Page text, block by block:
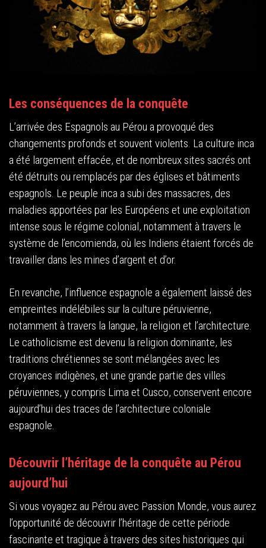
Les conséquences de la conquête
L’arrivée des Espagnols au Pérou a provoqué des
changements profonds et souvent violents. La culture inca
a été largement effacée, et de nombreux sites sacrés ont
été détruits ou remplacés par des églises et bâtiments
espagnols. Le peuple inca a subi des massacres, des
maladies apportées par les Européens et une exploitation
intense sous le régime colonial, notamment à travers le
système de l’encomienda, où les Indiens étaient forcés de
travailler dans les mines d’argent et d’or.
En revanche, l’influence espagnole a également laissé des
empreintes indélébiles sur la culture péruvienne,
notamment à travers la langue, la religion et l’architecture.
Le catholicisme est devenu la religion dominante, les
traditions chrétiennes se sont mélangées avec les
croyances indigènes, et une grande partie des villes
péruviennes, y compris Lima et Cusco, conservent encore
aujourd’hui des traces de l’architecture coloniale
espagnole.
Découvrir l’héritage de la conquête au Pérou
aujourd’hui
Si vous voyagez au Pérou avec Passion Monde, vous aurez
l’opportunité de découvrir l’héritage de cette période
fascinante et tragique à travers des sites historiques qui